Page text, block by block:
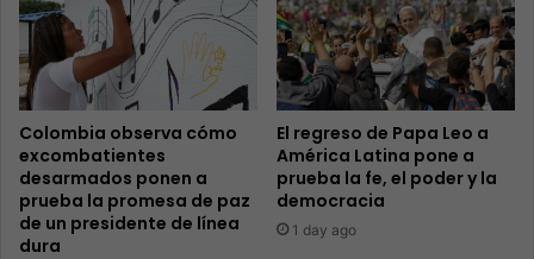
Colombia observa cómo
excombatientes
desarmados ponen a
prueba la promesa de paz
de un presidente de línea
dura
El regreso de Papa Leo a
América Latina pone a
prueba la fe, el poder y la
democracia
1 day ago